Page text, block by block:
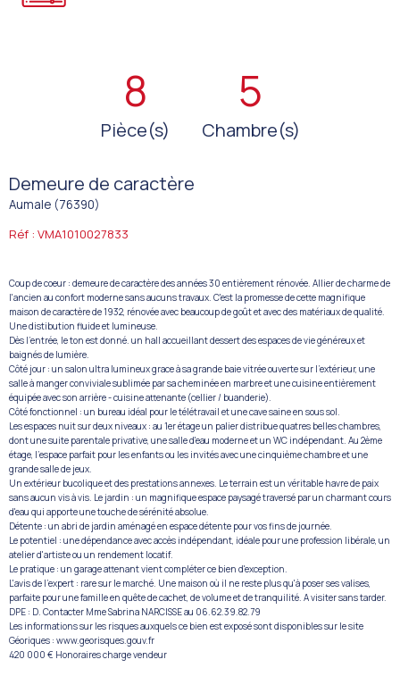
8
Pièce(s)
5
Chambre(s)
Demeure de caractère
Aumale (76390)
Réf : VMA1010027833
Coup de coeur : demeure de caractère des années 30 entièrement rénovée. Allier de charme de
l'ancien au confort moderne sans aucuns travaux. C'est la promesse de cette magnifique
maison de caractère de 1932, rénovée avec beaucoup de goût et avec des matériaux de qualité.
Une distibution fluide et lumineuse.
Dès l'entrée, le ton est donné. un hall accueillant dessert des espaces de vie généreux et
baignés de lumière.
Côté jour : un salon ultra lumineux grace à sa grande baie vitrée ouverte sur l'extérieur, une
salle à manger conviviale sublimée par sa cheminée en marbre et une cuisine entièrement
équipée avec son arrière - cuisine attenante (cellier / buanderie).
Côté fonctionnel : un bureau idéal pour le télétravail et une cave saine en sous sol.
Les espaces nuit sur deux niveaux : au 1er étage un palier distribue quatres belles chambres,
dont une suite parentale privative, une salle d'eau moderne et un WC indépendant. Au 2ème
étage, l'espace parfait pour les enfants ou les invités avec une cinquième chambre et une
grande salle de jeux.
Un extérieur bucolique et des prestations annexes. Le terrain est un véritable havre de paix
sans aucun vis à vis. Le jardin : un magnifique espace paysagé traversé par un charmant cours
d'eau qui apporte une touche de sérénité absolue.
Détente : un abri de jardin aménagé en espace détente pour vos fins de journée.
Le potentiel : une dépendance avec accès indépendant, idéale pour une profession libérale, un
atelier d'artiste ou un rendement locatif.
Le pratique : un garage attenant vient compléter ce bien d'exception.
L'avis de l'expert : rare sur le marché. Une maison où il ne reste plus qu'à poser ses valises,
parfaite pour une famille en quête de cachet, de volume et de tranquilité. A visiter sans tarder.
DPE : D. Contacter Mme Sabrina NARCISSE au 06.62.39.82.79
Les informations sur les risques auxquels ce bien est exposé sont disponibles sur le site
Géoriques : www.georisques.gouv.fr
420 000 € Honoraires charge vendeur